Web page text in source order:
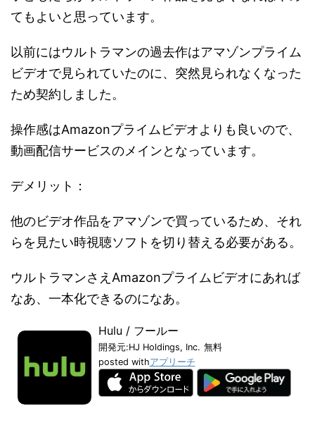
てもよいと思っています。
以前にはウルトラマンの過去作はアマゾンプライム
ビデオで見られていたのに、突然見られなくなった
ため契約しました。
操作感はAmazonプライムビデオよりも良いので、
動画配信サービスのメインとなっています。
デメリット：
他のビデオ作品をアマゾンで買っているため、それ
らを見たい時視聴ソフトを切り替える必要がある。
ウルトラマンさえAmazonプライムビデオにあれば
なあ、一本化できるのになあ。
Hulu / フールー
開発元:HJ Holdings, Inc. 無料
posted withアプリーチ